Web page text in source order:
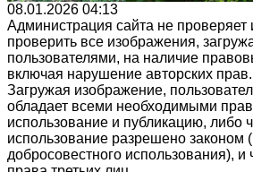
08.01.2026 04:13
Администрация сайта не проверяет
проверить все изображения,
пользователями, на наличие
включая нарушение авторских прав.
Загружая изображение,
обладает всеми необходимыми
использование и публикацию, либо
использование разрешено законом
добросовестного использования), и